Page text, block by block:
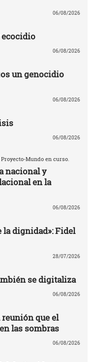
06/08/2026
06/08/2026
un genocidio
06/08/2026
06/08/2026
Mundo en curso.
nacional y
en la
06/08/2026
la dignidad»: Fidel
28/07/2026
se digitaliza
06/08/2026
reunión que el
las sombras
06/08/2026